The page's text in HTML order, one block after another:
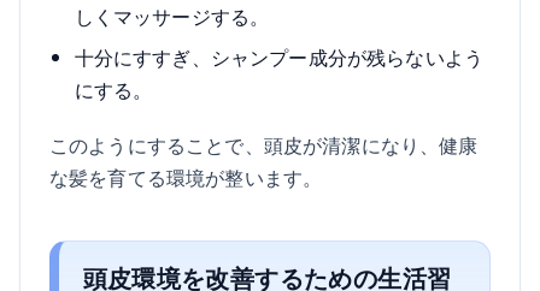
しくマッサージする。
十分にすすぎ、シャンプー成分が残らないよう
にする。
このようにすることで、頭皮が清潔になり、健康
な髪を育てる環境が整います。
頭皮環境を改善するための生活習